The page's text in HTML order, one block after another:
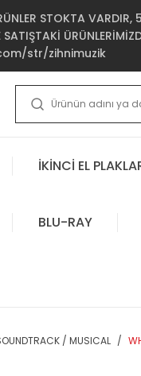
STOKTA VARDIR,
str/zihnimuzik
İKİNCİ EL
BLU-RAY
/ MUSICAL